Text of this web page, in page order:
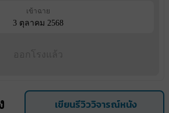
เข้าฉาย
3 ตุลาคม 2568
เขียนรีวิววิจารณ์หนัง